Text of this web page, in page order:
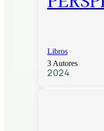
Libros
3 Autores
2024